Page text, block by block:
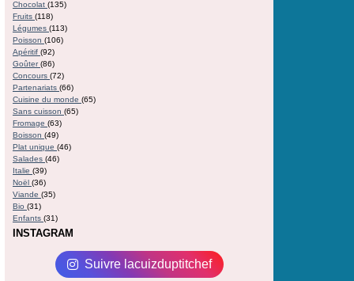
Chocolat (135)
Fruits (118)
Légumes (113)
Poisson (106)
Apéritif (92)
Goûter(86)
Concours (72)
Partenariats (66)
Cuisine du monde (65)
Sans cuisson (65)
Fromage (63)
Boisson (49)
Plat unique (46)
Salades (46)
Italie (39)
Noël (36)
Viande (35)
Bio (31)
Enfants (31)
INSTAGRAM
Suivre lacuizduptitchef